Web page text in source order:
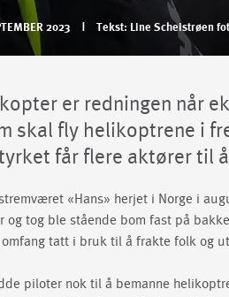
2023 Tekst: Line Scheistrøen
er redningen når
skal fly helikoptrene i
får flere aktører til
«Hans» herjet i Norge i
og tog ble stående bom fast på
tatt i bruk til å frakte folk og
piloter nok til å bemanne